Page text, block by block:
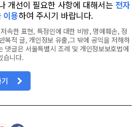
개선이 필요한 사항에 대해서는 전자
이용하여 주시기 바랍니다.
속한 표현, 특정인에 대한 비방, 명예훼손, 정
복적 글, 개인정보 유출,그 밖에 공익을 저해하
댓글은 서울특별시 조례 및 개인정보보호법에
습니다.